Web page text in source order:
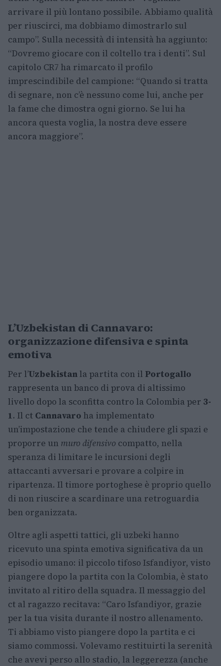
arrivare il più lontano possibile. Abbiamo qualità
per riuscirci, ma dobbiamo dimostrarlo sul
campo”. Sulla necessità di intensità ha aggiunto:
“Dovremo giocare con il coltello tra i denti”. Sul
capitolo CR7 ha rimarcato il profilo
imprescindibile del campione: “Quando si tratta
di segnare, non c’è nessuno come lui, anche per
la fame che dimostra ogni giorno. Se lui ha
ancora questa voglia, la nostra deve essere
ancora maggiore”.
L’Uzbekistan di Cannavaro:
organizzazione difensiva e spinta
emotiva
Per l’Uzbekistan la partita con il Portogallo
rappresenta un banco di prova di altissimo
livello dopo la sconfitta contro la Colombia per 3-
1. Il ct Cannavaro ha implementato
un’impostazione che tende a chiudere gli spazi e
proporre un muro difensivo compatto, nella
speranza di limitare le incursioni degli
attaccanti avversari e provare a colpire in
ripartenza. Il timore portoghese è proprio quello
di non riuscire a scardinare una retroguardia
ben organizzata.
Oltre agli aspetti tattici, gli uzbeki hanno
ricevuto una spinta emotiva significativa da un
episodio umano: il piccolo tifoso Isfandiyor, visto
piangere dopo la partita con la Colombia, è stato
invitato al ritiro della squadra. Il messaggio del
ct al ragazzo recitava: “Caro Isfandiyor, grazie
per la tua visita durante il nostro allenamento.
Ti abbiamo visto piangere dopo la partita e ci
siamo commossi. Volevamo restituirti la serenità
che avevi perso allo stadio, la leggerezza (anche